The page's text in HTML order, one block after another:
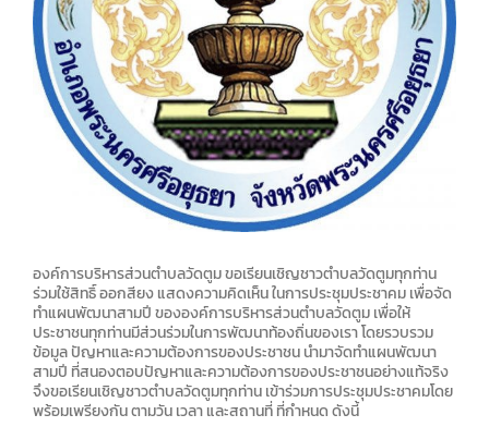
องค์การบริหารส่วนตำบลวัดตูม ขอเรียนเชิญชาวตำบลวัดตูมทุกท่าน
ร่วมใช้สิทธิ์ ออกสียง แสดงความคิดเห็น ในการประชุมประชาคม เพื่อจัด
ทำแผนพัฒนาสามปี ขององค์การบริหารส่วนตำบลวัดตูม เพื่อให้
ประชาชนทุกท่านมีส่วนร่วมในการพัฒนาท้องถิ่นของเรา โดยรวบรวม
ข้อมูล ปัญหาและความต้องการของประชาชน นำมาจัดทำแผนพัฒนา
สามปี ที่สนองตอบปัญหาและความต้องการของประชาชนอย่างแท้จริง
จึงขอเรียนเชิญชาวตำบลวัดตูมทุกท่าน เข้าร่วมการประชุมประชาคมโดย
พร้อมเพรียงกัน ตามวัน เวลา และสถานที่ ที่กำหนด ดังนี้